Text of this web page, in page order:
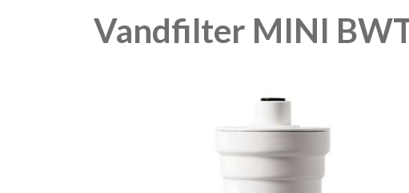
Vandfilter MINI